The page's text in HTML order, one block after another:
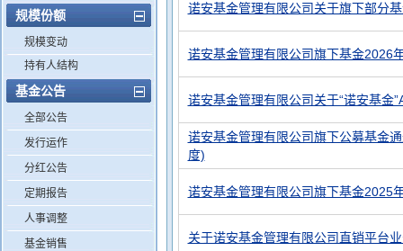
规模份额
规模变动
持有人结构
基金公告
全部公告
发行运作
分红公告
定期报告
人事调整
基金销售
诺安基金管理有限公司关于旗下部分
诺安基金管理有限公司旗下基金2026
诺安基金管理有限公司关于“诺安基金
诺安基金管理有限公司旗下公募基金
度)
诺安基金管理有限公司旗下基金2025
关于诺安基金管理有限公司直销平台